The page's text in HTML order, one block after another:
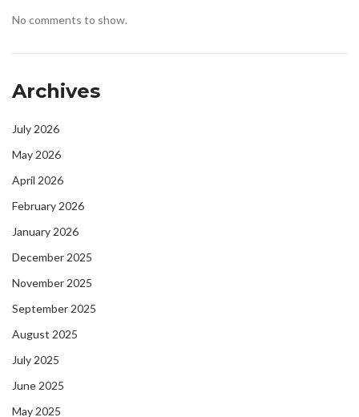
No comments to show.
Archives
July 2026
May 2026
April 2026
February 2026
January 2026
December 2025
November 2025
September 2025
August 2025
July 2025
June 2025
May 2025